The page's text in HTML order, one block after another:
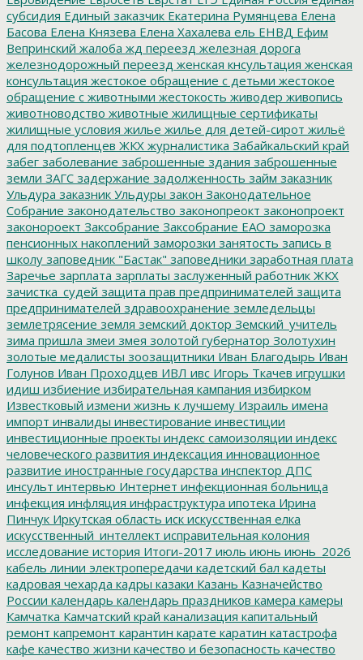
субсидия Единый заказчик Екатерина Румянцева Елена
Басова Елена Князева Елена Хахалева ель ЕНВД Ефим
Вепринский жалоба жд переезд железная дорога
железнодорожный переезд женская кнсультация женская
консультация жестокое обращение с детьми жестокое
обращение с животными жестокость живодер живопись
животноводство животные жилищные сертификаты
жилищные условия жилье жилье для детей-сирот жильё
для подтопленцев ЖКХ журналистика Забайкальский край
забег заболевание заброшенные здания заброшенные
земли ЗАГС задержание задолженность займ заказник
Ульдура заказник Ульдуры закон Законодательное
Собрание законодательство законопреокт законопроект
законороект Заксобрание Заксобрание ЕАО заморозка
пенсионных накоплений заморозки занятость запись в
школу заповедник "Бастак" заповедники заработная плата
Заречье зарплата зарплаты заслуженный работник ЖКХ
зачистка_судей защита прав предпринимателей защита
предпринимателей здравоохранение земледельцы
землетрясение земля земский доктор Земский_учитель
зима пришла змеи змея золотой губернатор Золотухин
золотые медалисты зоозащитники Иван Благодырь Иван
Голунов Иван Проходцев ИВЛ ивс Игорь Ткачев игрушки
идиш избиение избирательная кампания избирком
Известковый измени жизнь к лучшему Израиль имена
импорт инвалиды инвестирование инвестиции
инвестиционные проекты индекс самоизоляции индекс
человеческого развития индексация инновационное
развитие иностранные государства инспектор ДПС
инсульт интервью Интернет инфекционная больница
инфекция инфляция инфраструктура ипотека Ирина
Пинчук Иркутская область иск искусственная елка
искусственный_интеллект исправительная колония
исследование история Итоги-2017 июль июнь июнь_2026
кабель линии электропередачи кадетский бал кадеты
кадровая чехарда кадры казаки Казань Казначейство
России календарь календарь праздников камера камеры
Камчатка Камчатский край канализация капитальный
ремонт капремонт карантин карате каратин катастрофа
кафе качество жизни качество и безопасность качество